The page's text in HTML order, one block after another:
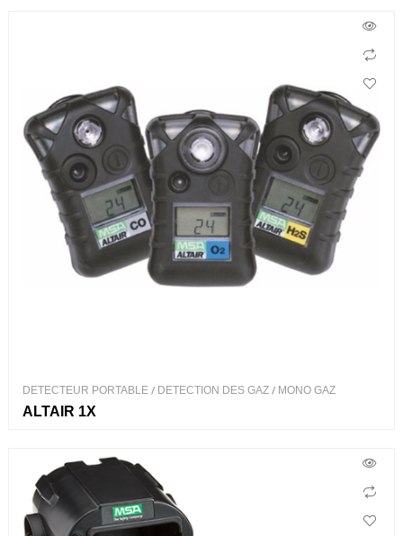
DETECTEUR PORTABLE/ DETECTION DES GAZ/ MONO GAZ
ALTAIR 1X